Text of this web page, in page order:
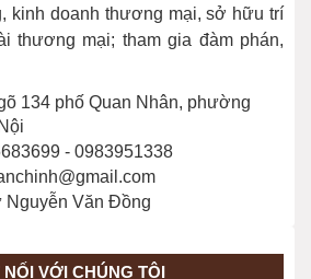
kinh doanh thương mại, sở hữu trí
thương mại; tham gia đàm phán,
134 phố Quan Nhân, phường
- 0983951338
Nguyễn Văn Đồng
NỐI VỚI CHÚNG TÔI